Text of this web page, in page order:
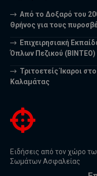
Από το Δοξαρό του
Θρήνος για τους
Επιχειρησιακή
Όπλων Πεζικού (ΒΙΝΤΕΟ)
Τριτοετείς Ίκαροι
Καλαμάτας
Ειδήσεις από τον χώρο
Σωμάτων Ασφαλείας